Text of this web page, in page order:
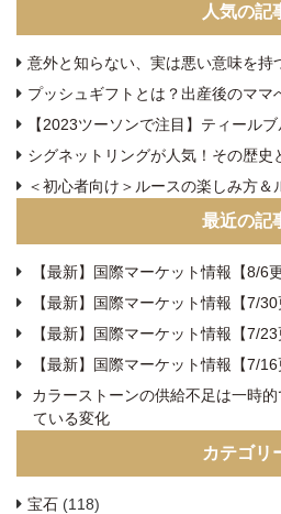
人気の記
意外と知らない、実は悪い意味を持
プッシュギフトとは？出産後のママ
【2023ツーソンで注目】ティール
シグネットリングが人気！その歴史
＜初心者向け＞ルースの楽しみ方
最近の記
【最新】国際マーケット情報【8/6更
【最新】国際マーケット情報【7/30
【最新】国際マーケット情報【7/23
【最新】国際マーケット情報【7/16
カラーストーンの供給不足は一時
ている変化
カテゴリ
宝石 (118)